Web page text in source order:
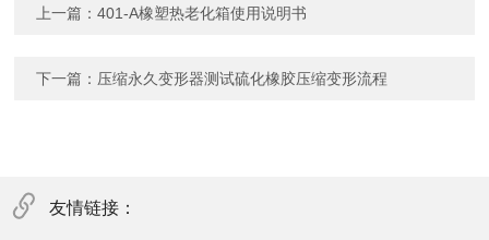
上一篇：401-A橡塑热老化箱使用说明书
下一篇： 压缩永久变形器测试硫化橡胶压缩变形流程
友情链接：